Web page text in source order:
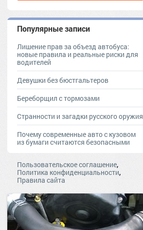
Популярные записи
Лишение прав за объезд автобуса:
новые правила и реальные риски для
водителей
Девушки без бюстгальтеров
Береборщил с тормозами
Странности и загадки русского оружия
Почему современные авто с кузовом
из бумаги считаются безопасными
Пользовательское соглашение,
Политика конфиденциальности,
Правила сайта